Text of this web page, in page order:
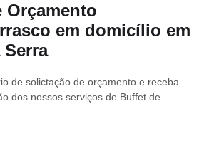
Orçamento
em domicílio em
de solictação de orçamento e receba
dos nossos serviços de Buffet de